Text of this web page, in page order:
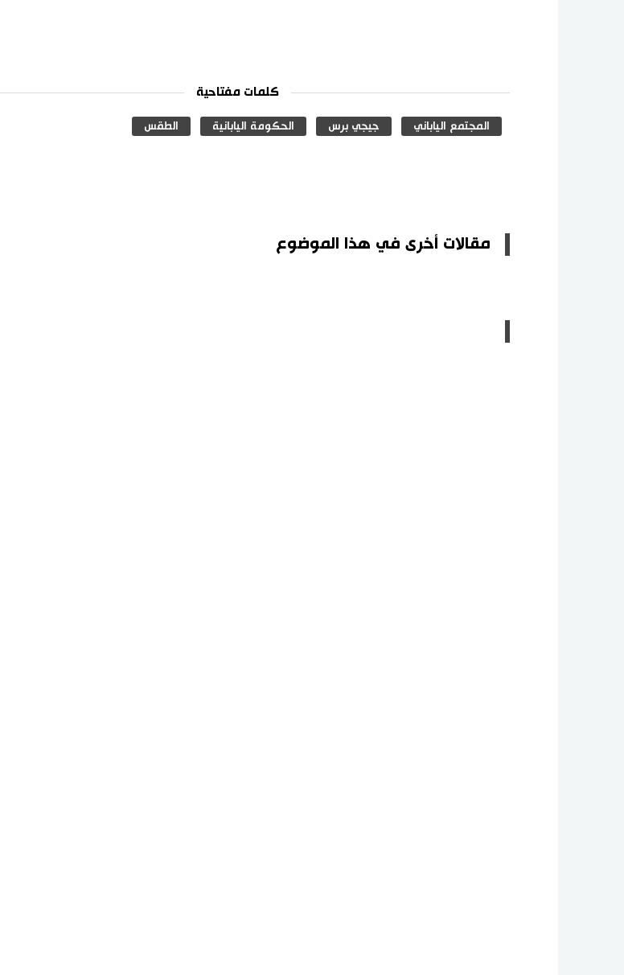
كلمات مفتاحية
المجتمع الياباني جيجي برس الحكومة اليابانية الطقس
مقالات أخرى في هذا الموضوع